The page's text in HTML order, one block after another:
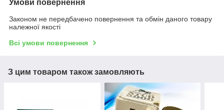
Умови повернення
Законом не передбачено повернення та обмін даного товару
належної якості
Всі умови повернення
З цим товаром також замовляють